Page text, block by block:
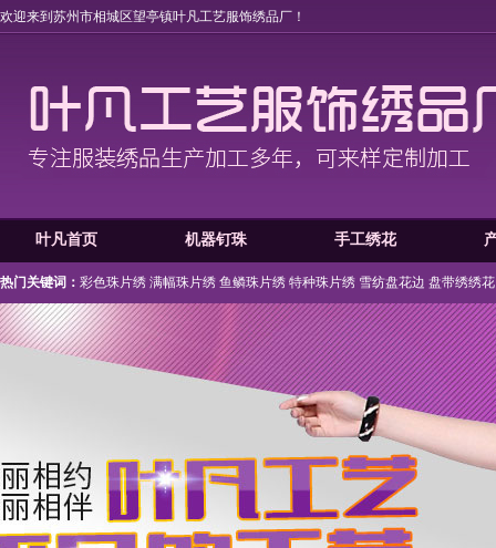
欢迎来到苏州市相城区望亭镇叶凡工艺服饰绣品厂！
叶凡首页 机器钉珠 手工绣花
热门关键词： 彩色珠片绣 满幅珠片绣 鱼鳞珠片绣 特种珠片绣 雪纺盘花边 盘带绣绣花